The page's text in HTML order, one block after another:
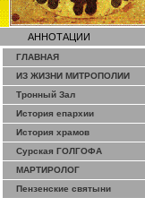
АННОТАЦИИ
ГЛАВНАЯ
ИЗ ЖИЗНИ МИТРОПОЛИИ
Тронный Зал
История епархии
История храмов
Сурская ГОЛГОФА
МАРТИРОЛОГ
Пензенские святыни